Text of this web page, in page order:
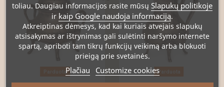
Parduota Parduota
toliau. Daugiau informacijos rasite mūsų Slapukų politikoje
ir kaip Google naudoja informaciją.
Atkreiptinas dėmesys, kad kai kuriais atvejais slapukų
atsisakymas ar ištrynimas gali sulėtinti naršymo internete
spartą, apriboti tam tikrų funkcijų veikimą arba blokuoti
prieigą prie svetainės.
Plačiau Customize cookies